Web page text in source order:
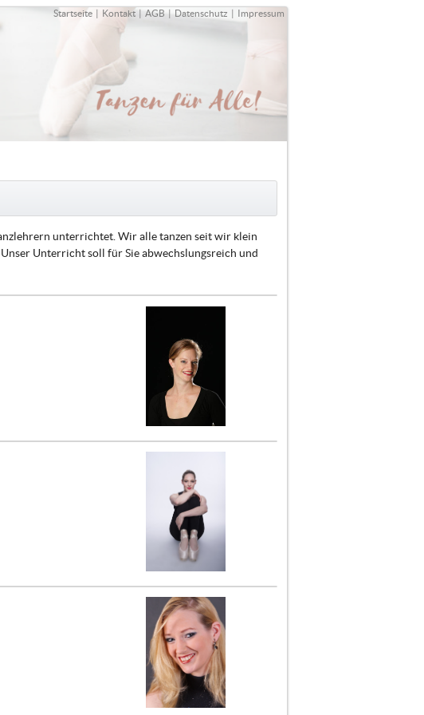
Startseite | Kontakt | AGB | Datenschutz | Impressum
unterrichtet. Wir alle tanzen seit wir klein
Unterricht soll für Sie abwechslungsreich und